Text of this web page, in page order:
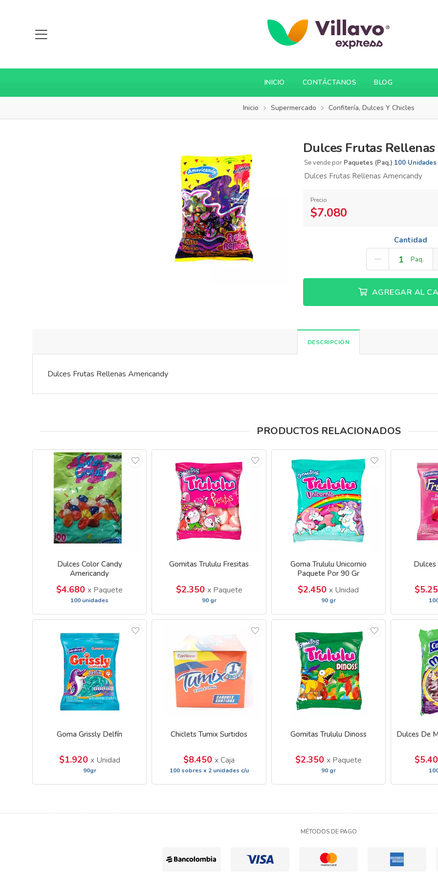
INICIO CONTÁCTANOS BLOG
Inicio Supermercado Confitería, Dulces Y Chicles
Dulces Frutas
Se vende por Paquetes (Paq.) 100 Unidades
Dulces Frutas Rellenas Americandy
Precio
$7.080
Cantidad
Paq.
AGREGAR AL
DESCRIPCIÓN
Dulces Frutas Rellenas Americandy
PRODUCTOS RELACIONADOS
Dulces Color Candy
Americandy
$4.680x Paquete
100 unidades
Gomitas Trululu Fresitas
$2.350 x Paquete
90 gr
Goma Trululu Unicornio
Paquete Por 90 Gr
$2.450x Unidad
90 gr
Goma Grissly Delfín
$1.920 x Unidad
90gr
Chiclets Tumix Surtidos
$8.450x Caja
100 sobres x 2 unidades c/u
Gomitas Trululu Dinoss
$2.350 x Paquete
90 gr
Dulces De
MÉTODOS DE PAGO